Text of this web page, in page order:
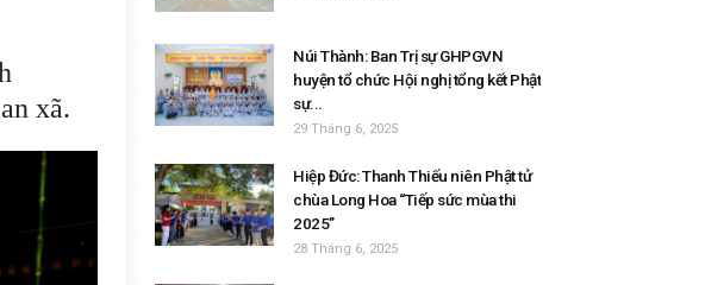
xã.
Núi Thành: Ban Trị sự GHPGVN
huyện tổ chức Hội nghị tổng kết Phật
sự...
29 Tháng 6, 2025
Hiệp Đức: Thanh Thiếu niên Phật tử
chùa Long Hoa “Tiếp sức mùa thi
2025”
28 Tháng 6, 2025